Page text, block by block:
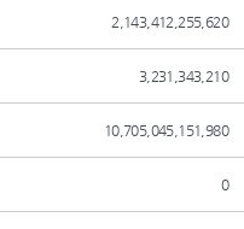
2,143,412,255,620
3,231,343,210
10,705,045,151,980
0